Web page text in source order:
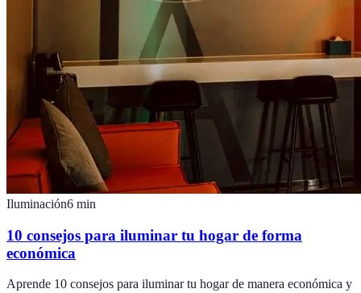
Iluminación6 min
10 consejos para iluminar tu hogar de forma
económica
Aprende 10 consejos para iluminar tu hogar de manera económica y